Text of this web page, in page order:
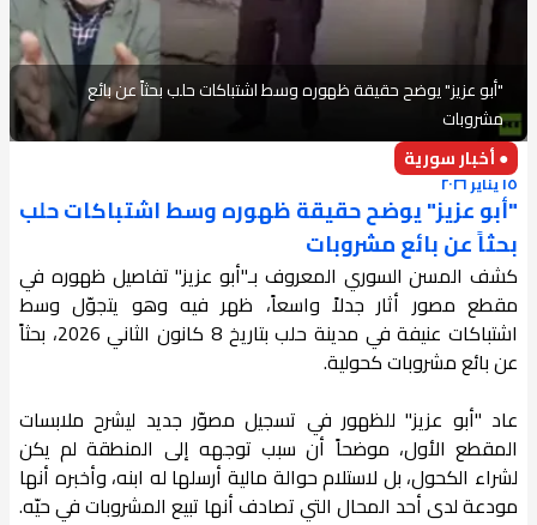
"أبو عزيز" يوضح حقيقة ظهوره وسط اشتباكات حلب بحثاً عن بائع
مشروبات
● أخبار سورية
١٥ يناير ٢٠٢٦
"أبو عزيز" يوضح حقيقة ظهوره وسط اشتباكات حلب
بحثاً عن بائع مشروبات
كشف المسن السوري المعروف بـ"أبو عزيز" تفاصيل ظهوره في
مقطع مصور أثار جدلاً واسعاً، ظهر فيه وهو يتجوّل وسط
اشتباكات عنيفة في مدينة حلب بتاريخ 8 كانون الثاني 2026، بحثاً
عن بائع مشروبات كحولية.
عاد "أبو عزيز" للظهور في تسجيل مصوّر جديد ليشرح ملابسات
المقطع الأول، موضحاً أن سبب توجهه إلى المنطقة لم يكن
لشراء الكحول، بل لاستلام حوالة مالية أرسلها له ابنه، وأخبره أنها
مودعة لدى أحد المحال التي تصادف أنها تبيع المشروبات في حيّه.